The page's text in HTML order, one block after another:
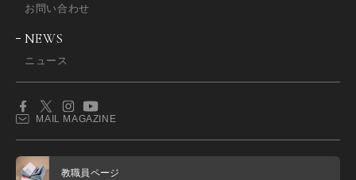
お問い合わせ
NEWS
ニュース
MAIL MAGAZINE
教職員ページ